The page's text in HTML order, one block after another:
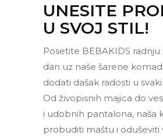
UNESITE
U SVOJ STIL!
Posetite BEBAKIDS radnju
dan uz naše šarene
dodati dašak radosti u
Od živopisnih majica do
i udobnih pantalona, naša
probuditi maštu i oduševiti